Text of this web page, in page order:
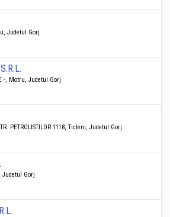
Judetul Gorj
-, Motru, Judetul Gorj
PETROLISTILOR 1118, Ticleni, Judetul Gorj
Judetul Gorj